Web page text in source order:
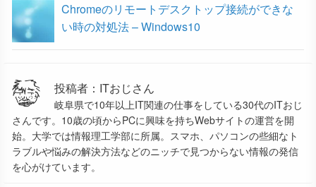
Chromeのリモートデスクトップ接続ができな
い時の対処法 – Windows10
投稿者：ITおじさん
岐阜県で10年以上IT関連の仕事をしている30代のITおじ
さんです。10歳の頃からPCに興味を持ちWebサイトの運営を開
始。大学では情報理工学部に所属。スマホ、パソコンの些細なト
ラブルや悩みの解決方法などのニッチで見つからない情報の発信
を心がけています。